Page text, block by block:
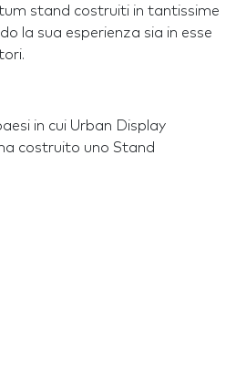
stand costruiti in tantissime
la sua esperienza sia in esse
in cui Urban Display
ha costruito uno Stand